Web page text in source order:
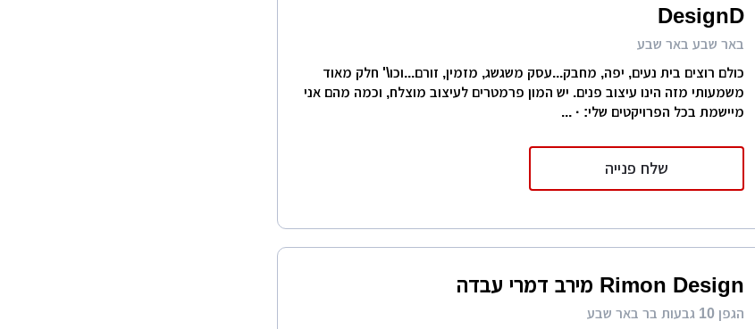
DesignD
באר שבע באר שבע
כולם רוצים בית נעים, יפה, מחבק...עסק משגשג, מזמין, זורם...וכו\' חלק מאוד
משמעותי מזה הינו עיצוב פנים. יש המון פרמטרים לעיצוב מוצלח, וכמה מהם אני
מיישמת בכל הפרויקטים שלי: · ...
שלח פנייה
Rimon Design מירב דמרי עבדה
הגפן 10 גבעות בר באר שבע